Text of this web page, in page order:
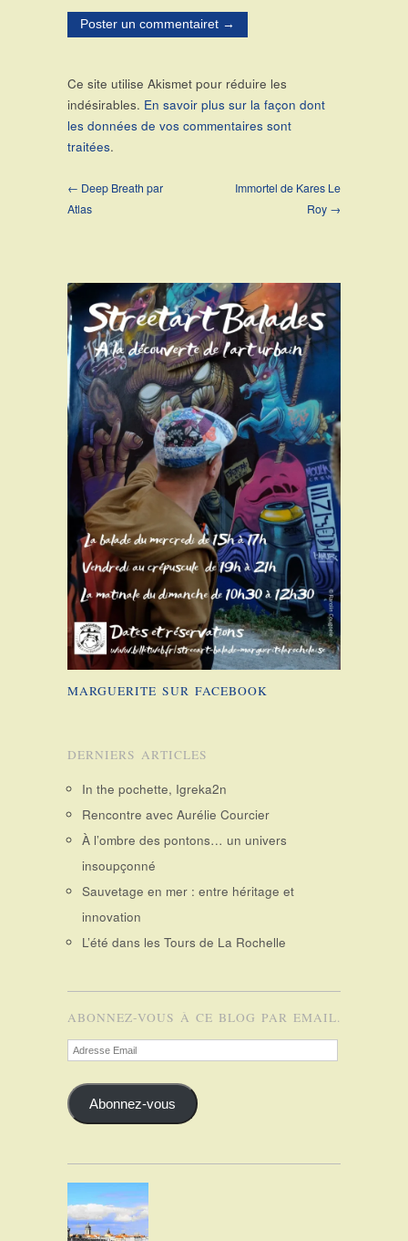
Ce site utilise Akismet pour réduire les
indésirables. En savoir plus sur la façon dont
les données de vos commentaires sont
traitées.
← Deep Breath par
Atlas
Immortel de Kares Le
Roy →
MARGUERITE SUR FACEBOOK
DERNIERS ARTICLES
In the pochette, Igreka2n
Rencontre avec Aurélie Courcier
À l’ombre des pontons… un univers
insoupçonné
Sauvetage en mer : entre héritage et
innovation
L’été dans les Tours de La Rochelle
ABONNEZ-VOUS À CE BLOG PAR EMAIL.
Adresse
Email
Abonnez-vous